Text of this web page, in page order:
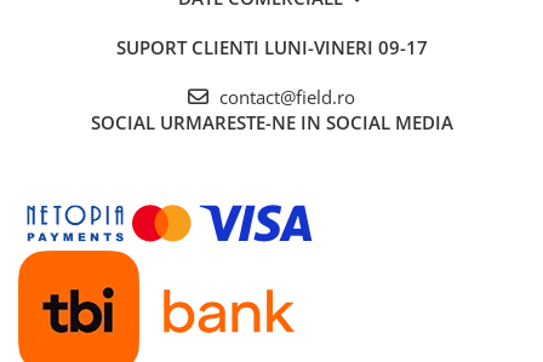
SUPORT CLIENTI LUNI-VINERI 09-17
contact@field.ro
SOCIAL URMARESTE-NE IN SOCIAL MEDIA